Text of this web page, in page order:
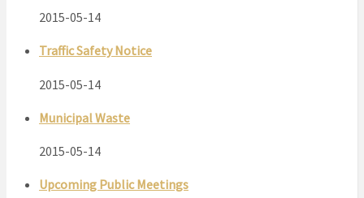
2015-05-14
Traffic Safety Notice
2015-05-14
Municipal Waste
2015-05-14
Upcoming Public Meetings